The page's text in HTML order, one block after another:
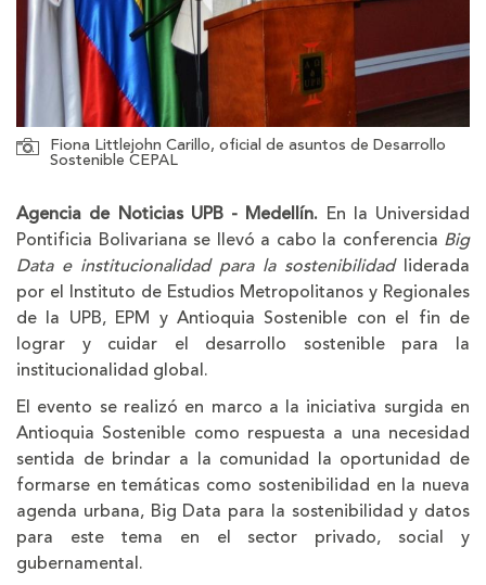
Fiona Littlejohn Carillo, oficial de asuntos de Desarrollo
Sostenible CEPAL
Agencia de Noticias UPB - Medellín. En la Universidad
Pontificia Bolivariana se llevó a cabo la conferencia Big
Data e institucionalidad para la sostenibilidadliderada
por el Instituto de Estudios Metropolitanos y Regionales
de la UPB, EPM y Antioquia Sostenible con el fin de
lograr y cuidar el desarrollo sostenible para la
institucionalidad global.
El evento se realizó en marco a la iniciativa surgida en
Antioquia Sostenible como respuesta a una necesidad
sentida de brindar a la comunidad la oportunidad de
formarse en temáticas como sostenibilidad en la nueva
agenda urbana, Big Data para la sostenibilidad y datos
para este tema en el sector privado, social y
gubernamental.